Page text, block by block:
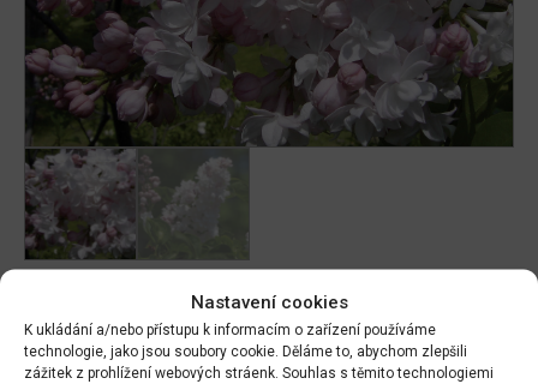
Nastavení cookies
K ukládání a/nebo přístupu k informacím o zařízení používáme
technologie, jako jsou soubory cookie. Děláme to, abychom zlepšili
zážitek z prohlížení webových stráenk. Souhlas s těmito technologiemi
DALŠÍ INFORMACE